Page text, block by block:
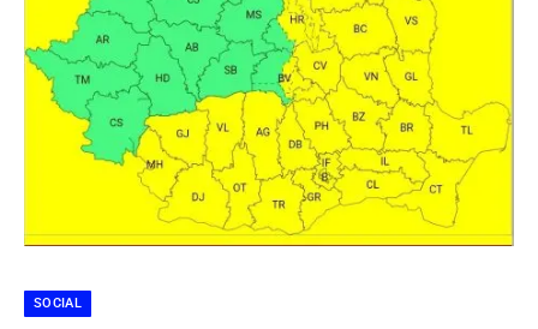
SOCIAL